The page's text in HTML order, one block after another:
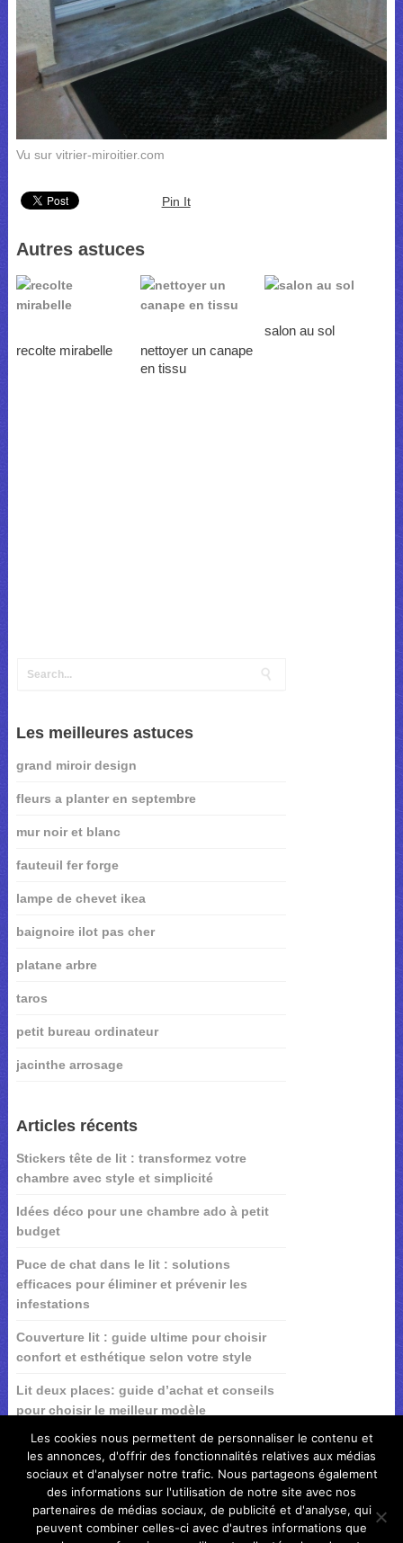
Vu sur vitrier-miroitier.com
Pin It
Autres astuces
recolte mirabelle
nettoyer un canape
en tissu
salon au sol
Les meilleures astuces
grand miroir design
fleurs a planter en septembre
mur noir et blanc
fauteuil fer forge
lampe de chevet ikea
baignoire ilot pas cher
platane arbre
taros
petit bureau ordinateur
jacinthe arrosage
Articles récents
Stickers tête de lit : transformez votre
chambre avec style et simplicité
Idées déco pour une chambre ado à petit
budget
Puce de chat dans le lit : solutions
efficaces pour éliminer et prévenir les
infestations
Couverture lit : guide ultime pour choisir
confort et esthétique selon votre style
Lit deux places: guide d’achat et conseils
pour choisir le meilleur modèle
Les cookies nous permettent de personnaliser le contenu et
les annonces, d'offrir des fonctionnalités relatives aux médias
sociaux et d'analyser notre trafic. Nous partageons également
des informations sur l'utilisation de notre site avec nos
partenaires de médias sociaux, de publicité et d'analyse, qui
peuvent combiner celles-ci avec d'autres informations que